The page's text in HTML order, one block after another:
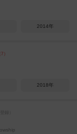
2014年
2018年